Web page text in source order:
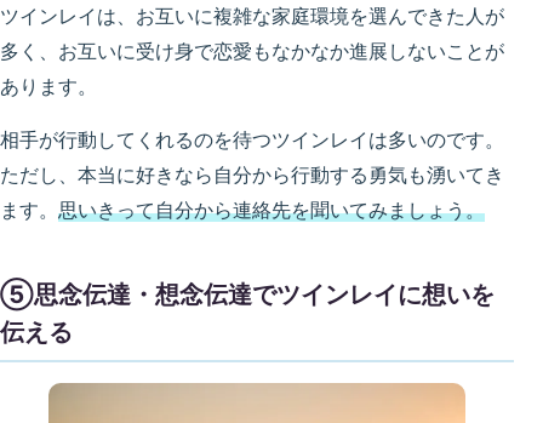
ツインレイは、お互いに複雑な家庭環境を選んできた人が
多く、お互いに受け身で恋愛もなかなか進展しないことが
あります。
相手が行動してくれるのを待つツインレイは多いのです。
ただし、本当に好きなら自分から行動する勇気も湧いてき
ます。 思いきって自分から連絡先を聞いてみましょう。
⑤思念伝達・想念伝達でツインレイに想いを
伝える